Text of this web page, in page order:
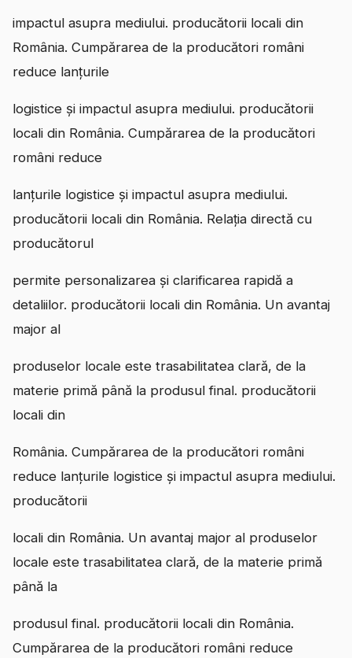
impactul asupra mediului. producătorii locali din
România. Cumpărarea de la producători români
reduce lanțurile
logistice și impactul asupra mediului. producătorii
locali din România. Cumpărarea de la producători
români reduce
lanțurile logistice și impactul asupra mediului.
producătorii locali din România. Relația directă cu
producătorul
permite personalizarea și clarificarea rapidă a
detaliilor. producătorii locali din România. Un avantaj
major al
produselor locale este trasabilitatea clară, de la
materie primă până la produsul final. producătorii
locali din
România. Cumpărarea de la producători români
reduce lanțurile logistice și impactul asupra mediului.
producătorii
locali din România. Un avantaj major al produselor
locale este trasabilitatea clară, de la materie primă
până la
produsul final. producătorii locali din România.
Cumpărarea de la producători români reduce